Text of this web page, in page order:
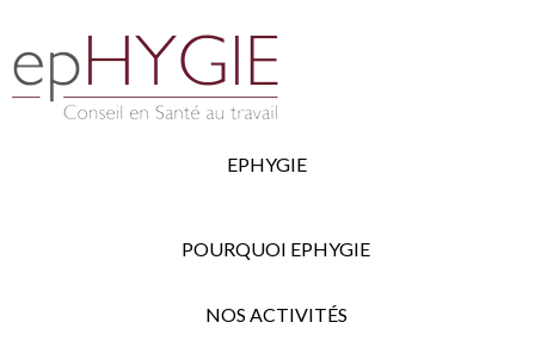
EPHYGIE
POURQUOI EPHYGIE
NOS ACTIVITÉS